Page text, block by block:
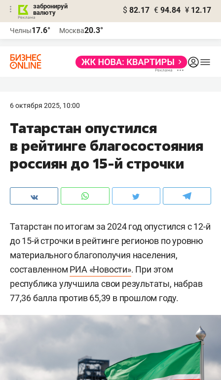
забронируй
валюту
$ 82.17 € 94.84 ¥ 12.17
Челны17.6° Москва20.3°
6 октября 2025, 10:00
Татарстан опустился
в рейтинге благосостояния
россиян до 15-й строчки
Татарстан по итогам за 2024 год опустился с 12-й
до 15-й строчки в рейтинге регионов по уровню
материального благополучия населения,
составленном РИА «Новости». При этом
республика улучшила свои результаты, набрав
77,36 балла против 65,39 в прошлом году.